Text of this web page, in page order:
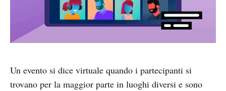
Un evento si dice virtuale quando i partecipanti si
trovano per la maggior parte in luoghi diversi e sono